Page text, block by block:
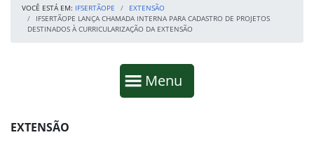
VOCÊ ESTÁ EM: IFSERTÃOPE
EXTENSÃO
IFSERTÃOPE LANÇA CHAMADA INTERNA PARA CADASTRO DE PROJETOS
DESTINADOS À CURRICULARIZAÇÃO DA EXTENSÃO
Mostrar
Menu
Fim da navegação
Início do conteúdo
EXTENSÃO